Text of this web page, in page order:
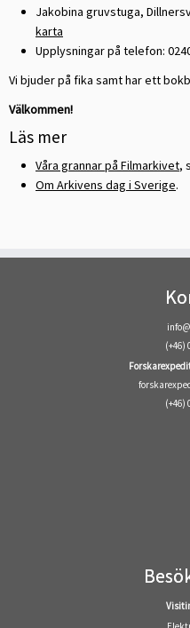
Jakobina gruvstuga,
karta
Upplysningar på telefon:
Vi bjuder på fika samt har ett
Välkommen!
Läs mer
Våra grannar på Filmarkivet,
Om Arkivens dag i Sverige.
(+46)
(+46)